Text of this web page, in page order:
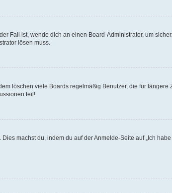
Fall ist, wende dich an einen Board-Administrator, um
lösen muss.
löschen viele Boards regelmäßig Benutzer, die für längere
teil!
machst du, indem du auf der Anmelde-Seite auf „Ich